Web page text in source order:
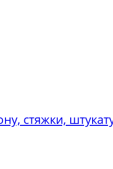
стяжки,